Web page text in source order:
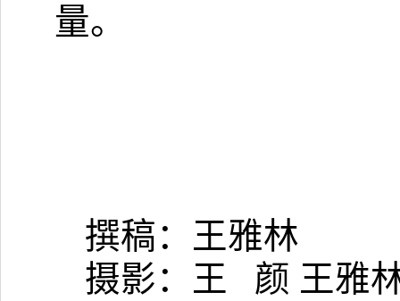
量。
撰稿：王雅林
摄影：王
颜 王雅